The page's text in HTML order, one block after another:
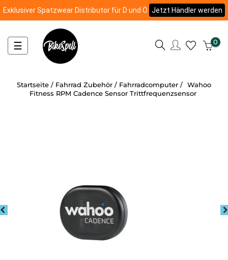
Exklusiver Spatzwear Distributor für D und Ö Jetzt Händler werden
Umschalten
der
Navigation
☰ 0
Startseite Fahrrad Zubehör Fahrradcomputer
Wahoo
Fitness RPM Cadence Sensor Trittfrequenzsensor